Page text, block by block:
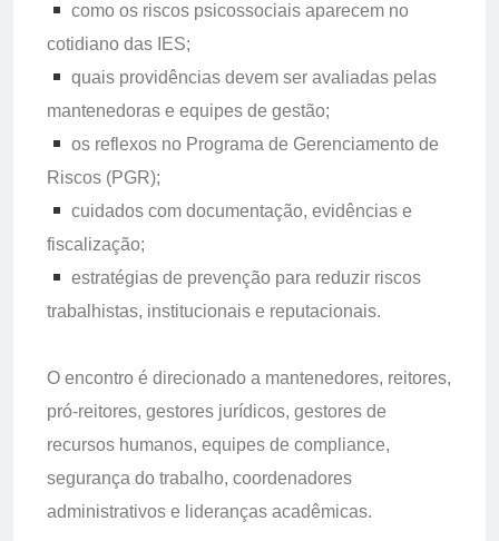
como os riscos psicossociais aparecem no
cotidiano das IES;
quais providências devem ser avaliadas pelas
mantenedoras e equipes de gestão;
os reflexos no Programa de Gerenciamento de
Riscos (PGR);
cuidados com documentação, evidências e
fiscalização;
estratégias de prevenção para reduzir riscos
trabalhistas, institucionais e reputacionais.
O encontro é direcionado a mantenedores, reitores,
pró-reitores, gestores jurídicos, gestores de
recursos humanos, equipes de compliance,
segurança do trabalho, coordenadores
administrativos e lideranças acadêmicas.